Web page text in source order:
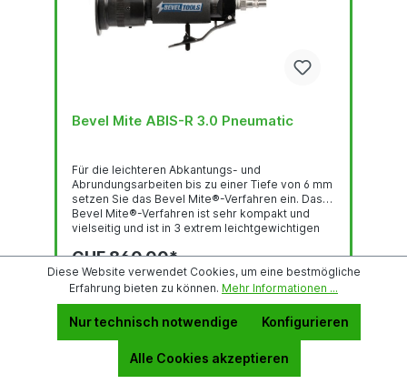
Bevel Mite ABIS-R 3.0 Pneumatic
Für die leichteren Abkantungs- und
Abrundungsarbeiten bis zu einer Tiefe von 6 mm
setzen Sie das Bevel Mite®-Verfahren ein. Das
Bevel Mite®-Verfahren ist sehr kompakt und
vielseitig und ist in 3 extrem leichtgewichtigen
pneumatischen oder Akku Motor Das Bevel
Mate® Konzept: ist schnell bietet konstant hohe
Qualität ist von langer Lebensdauer ist praktisch
CHF 860.00*
In den Warenkorb
Zum Vergleich hinzufügen
Diese Website verwendet Cookies, um eine bestmögliche
Erfahrung bieten zu können. Mehr Informationen ...
Nur technisch notwendige Konfigurieren
Alle Cookies akzeptieren